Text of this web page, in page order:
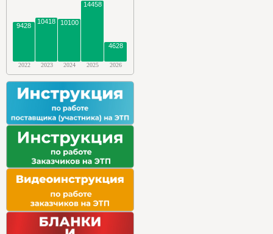
9428
10418 10100
14458
4628
2022 2023 2024 2025 2026